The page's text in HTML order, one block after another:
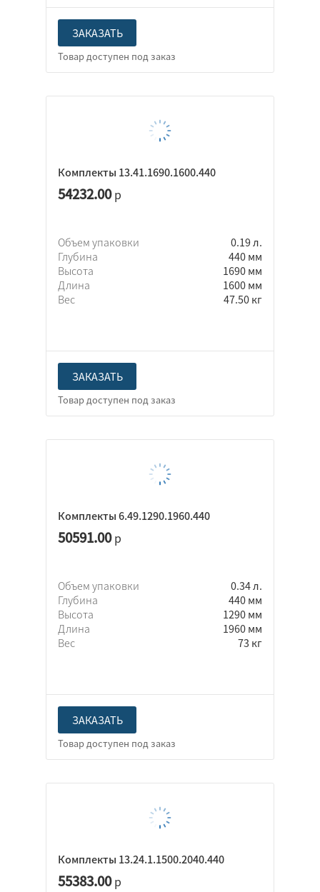
ЗАКАЗАТЬ
Комплекты 13.41.1690.1600.440
54232.00р
Объем упаковки
0.19 л.
Глубина
440 мм
Высота
1690 мм
Длина
1600 мм
Вес
47.50 кг
ЗАКАЗАТЬ
Комплекты 6.49.1290.1960.440
50591.00р
Объем упаковки
0.34 л.
Глубина
440 мм
Высота
1290 мм
Длина
1960 мм
Вес
73 кг
ЗАКАЗАТЬ
Комплекты 13.24.1.1500.2040.440
55383.00р